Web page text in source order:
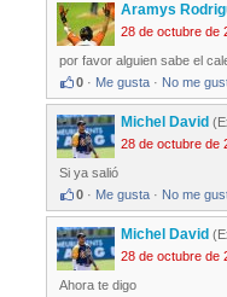
Aramys
28 de octubre de
por favor alguien sabe el
0 · Me gusta · No me
Michel David
28 de octubre de
Si ya salió
0 · Me gusta · No me
Michel David
28 de octubre de
Ahora te digo